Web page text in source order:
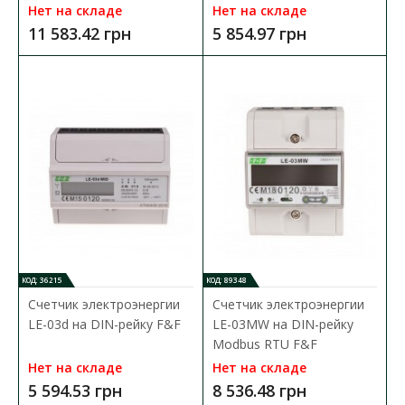
Трехфазный электросчетчик M-BUS 100A F&F
Трехфазный, прямой, двусторонний, для измерения
электрической энергии и параметров сети, интерфейс с..
11 554.84 грн
В сравнения
В закладки
Нет на складе
11 583.42 грн
Нет на складе
5 854.97 грн
КОД: 36215
Счетчик электроэнергии
LE-03d на DIN-рейку F&F
Нет на складе
5 594.53 грн
КОД: 89348
Счетчик электроэнергии
LE-03MW на DIN-рейку
Modbus RTU F&F
Нет на складе
8 536.48 грн